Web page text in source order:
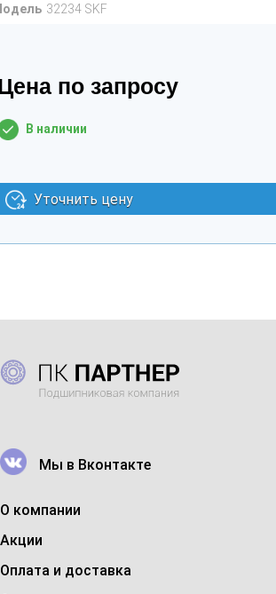
32234 SKF
по запросу
В наличии
Уточнить цену
Мы в Вконтакте
О компании
Акции
Оплата и доставка